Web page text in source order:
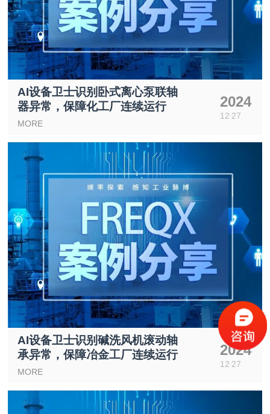
AI设备卫士识别卧式离心泵联轴
器异常，保障化工厂连续运行
MORE
2024
12 27
AI设备卫士识别碱洗风机滚动轴
承异常，保障冶金工厂连续运行
MORE
2024
12 27